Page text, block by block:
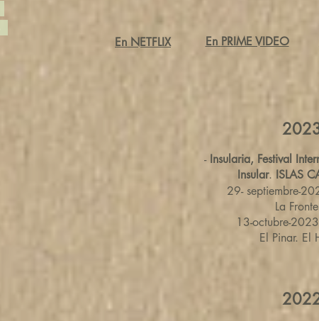
En NETFLIX En PRIME VIDEO
- Insularia, Festival
Insular. ISLAS
29- septiembre-
La
13-octubre-2023
El Pinar. El